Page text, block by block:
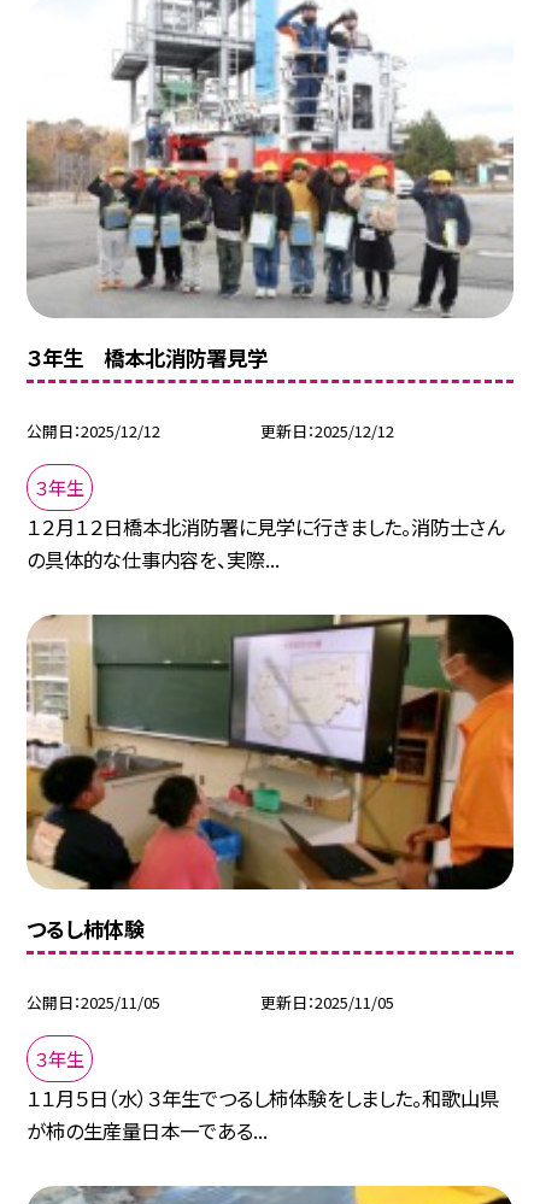
３年生 橋本北消防署見学
公開日 2025/12/12 更新日 2025/12/12
３年生
１２月１２日橋本北消防署に見学に行きました。消防士さん
の具体的な仕事内容を、実際...
つるし柿体験
公開日 2025/11/05 更新日 2025/11/05
３年生
１１月５日（水）３年生でつるし柿体験をしました。和歌山県
が柿の生産量日本一である...